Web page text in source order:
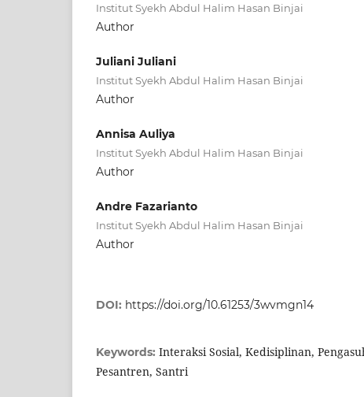
Institut Syekh Abdul Halim Hasan Binjai
Author
Juliani Juliani
Institut Syekh Abdul Halim Hasan Binjai
Author
Annisa Auliya
Institut Syekh Abdul Halim Hasan Binjai
Author
Andre Fazarianto
Institut Syekh Abdul Halim Hasan Binjai
Author
DOI: https://doi.org/10.61253/3wvmgn14
Keywords: Interaksi Sosial, Kedisiplinan,
Pesantren, Santri